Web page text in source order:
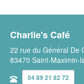
Charlie's Café
22 rue du Général De
83470 Saint-Maximin-
04 89 21 82 72